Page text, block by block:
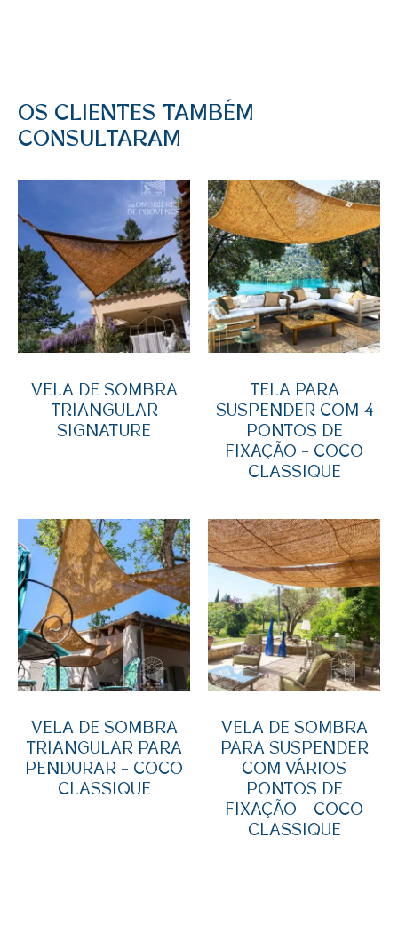
OS CLIENTES TAMBÉM
CONSULTARAM
VELA DE SOMBRA
TRIANGULAR
SIGNATURE
TELA PARA
SUSPENDER COM 4
PONTOS DE
FIXAÇÃO – COCO
CLASSIQUE
VELA DE SOMBRA
TRIANGULAR PARA
PENDURAR – COCO
CLASSIQUE
VELA DE SOMBRA
PARA SUSPENDER
COM VÁRIOS
PONTOS DE
FIXAÇÃO – COCO
CLASSIQUE